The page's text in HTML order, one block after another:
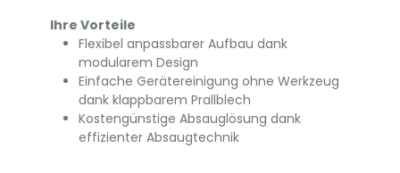
Ihre Vorteile
Flexibel anpassbarer Aufbau dank
modularem Design
Einfache Gerätereinigung ohne Werkzeug
dank klappbarem Prallblech
Kostengünstige Absauglösung dank
effizienter Absaugtechnik